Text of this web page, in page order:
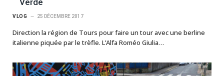
Verde
VLOG 25 DÉCEMBRE 2017
Direction la région de Tours pour faire un tour avec une berline
italienne piquée par le trèfle. L’Alfa Roméo Giulia…